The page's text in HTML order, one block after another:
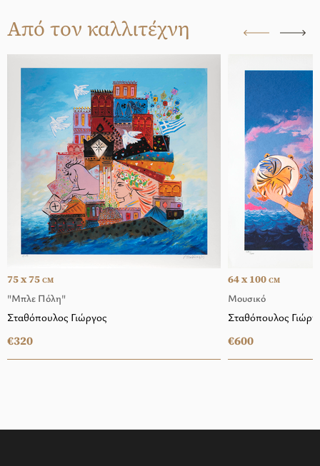
Από τον καλλιτέχνη
"Μπλε Πόλη"
75 x 75 CM
Σταθόπουλος Γιώργος
€320
Μουσικό
64 x 100 CM
Σταθόπουλος
€600